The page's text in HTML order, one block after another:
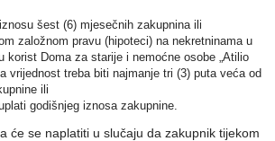
šest (6) mjesečnih zakupnina ili
založnom pravu (hipoteci) na nekretninama u
korist Doma za starije i nemoćne osobe „Atilio
vrijednost treba biti najmanje tri (3) puta veća od
ili
godišnjeg iznosa zakupnine.
će se naplatiti u slučaju da zakupnik tijekom